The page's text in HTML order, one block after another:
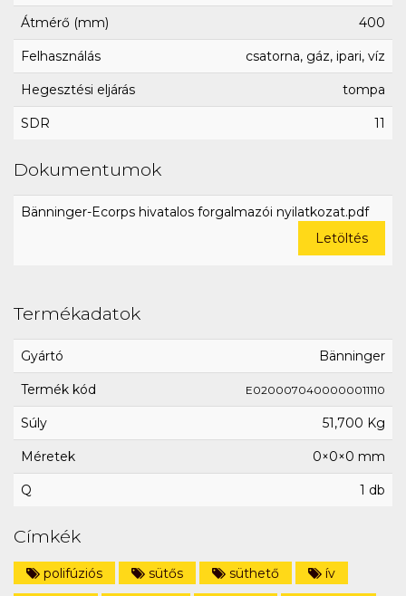
Átmérő (mm) 400
Felhasználás csatorna, gáz, ipari, víz
Hegesztési eljárás tompa
SDR 11
Dokumentumok
Bänninger-Ecorps hivatalos forgalmazói nyilatkozat.pdf
Letöltés
Termékadatok
Gyártó Bänninger
Termék kód E0200070400000011110
Súly 51,700 Kg
Méretek 0×0×0 mm
Q 1 db
Címkék
polifúziós sütős süthető
ív